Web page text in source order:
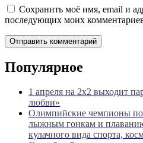
Сохранить моё имя, email и
последующих моих
Популярное
1 апреля на 2х2 выходит
любви»
Олимпийские чемпионы по
лыжным гонкам и
кулачного вида спорта,